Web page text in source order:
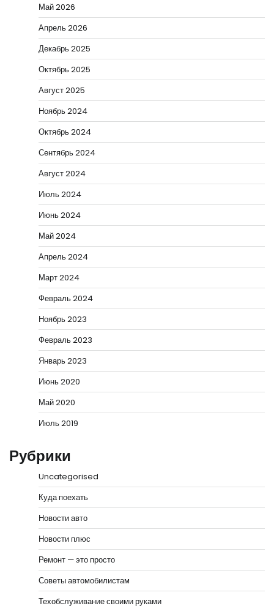
Май 2026
Апрель 2026
Декабрь 2025
Октябрь 2025
Август 2025
Ноябрь 2024
Октябрь 2024
Сентябрь 2024
Август 2024
Июль 2024
Июнь 2024
Май 2024
Апрель 2024
Март 2024
Февраль 2024
Ноябрь 2023
Февраль 2023
Январь 2023
Июнь 2020
Май 2020
Июль 2019
Рубрики
Uncategorised
Куда поехать
Новости авто
Новости плюс
Ремонт — это просто
Советы автомобилистам
Техобслуживание своими руками